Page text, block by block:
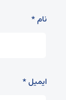
نام*
ایمیل*